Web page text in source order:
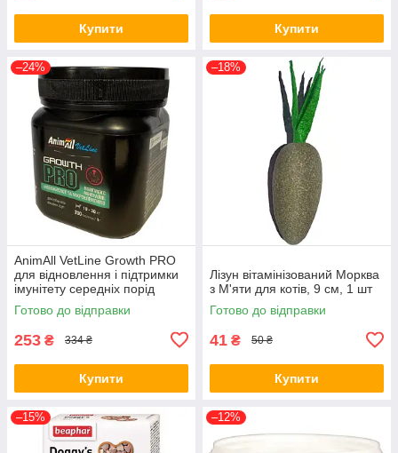
Купити Купити
–24%
AnimAll VetLine Growth PRO
для відновлення і підтримки
імунітету середніх порід
собак 200 таб х 1 г
Готово до відправки
253 ₴ 334 ₴
Купити
–18%
Лізун вітамінізований Морква
з М'яти для котів, 9 см, 1 шт
Готово до відправки
41 ₴ 50 ₴
Купити
–15% –12%